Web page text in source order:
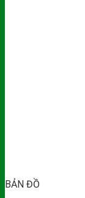
BẢN ĐỒ